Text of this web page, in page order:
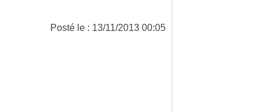
Posté le : 13/11/2013 00:05